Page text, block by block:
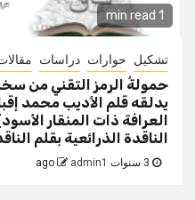
1 min read
تشكيل حوارات دراسات
حمولةُ الرمز التقني من
يدلقه قلم الأديب محمد
العرافة ذات المنقار
الناقدة الذرائعية بقلم
admin1